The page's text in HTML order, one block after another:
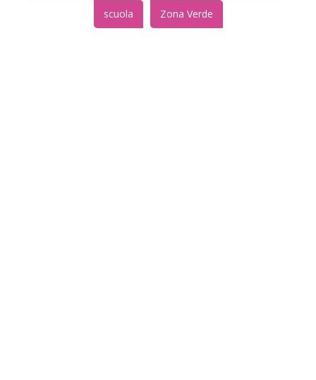
scuola Zona Verde